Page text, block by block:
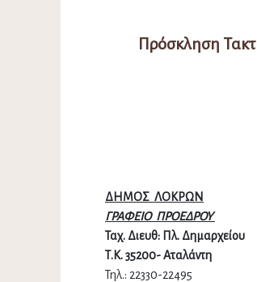
Πρόσκληση
ΔΗΜΟΣ ΛΟΚΡΩΝ
ΓΡΑΦΕΙΟ ΠΡΟΕΔΡΟΥ
Ταχ. Διευθ: Πλ. Δημαρχείου
Τ.Κ. 35200- Αταλάντη
Τηλ.: 22330-22495